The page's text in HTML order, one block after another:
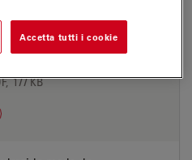
177 KB
Accetta tutti i cookie